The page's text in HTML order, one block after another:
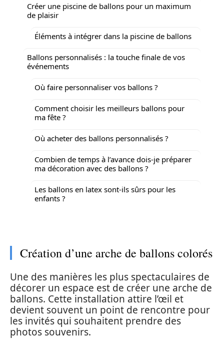
Créer une piscine de ballons pour un maximum
de plaisir
Éléments à intégrer dans la piscine de ballons
Ballons personnalisés : la touche finale de vos
événements
Où faire personnaliser vos ballons ?
Comment choisir les meilleurs ballons pour
ma fête ?
Où acheter des ballons personnalisés ?
Combien de temps à l’avance dois-je préparer
ma décoration avec des ballons ?
Les ballons en latex sont-ils sûrs pour les
enfants ?
Création d’une arche de ballons colorés
Une des manières les plus spectaculaires de
décorer un espace est de créer une arche de
ballons. Cette installation attire l’œil et
devient souvent un point de rencontre pour
les invités qui souhaitent prendre des
photos souvenirs.